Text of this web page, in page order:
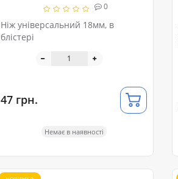
0
Ніж універсальний 18мм, в
блістері
47 грн.
Немає в наявності